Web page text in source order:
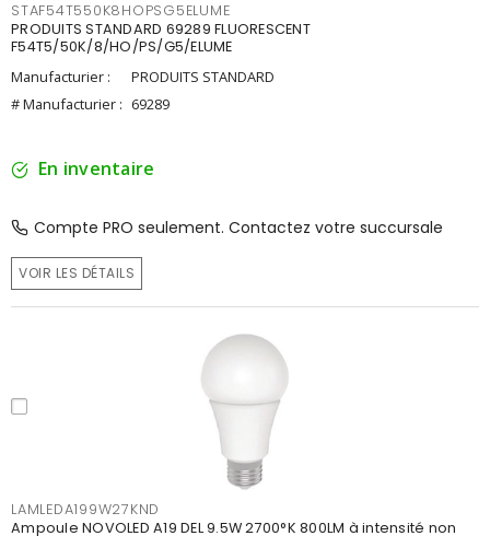
STAF54T550K8HOPSG5ELUME
PRODUITS STANDARD 69289 FLUORESCENT
F54T5/50K/8/HO/PS/G5/ELUME
Manufacturier :
PRODUITS STANDARD
# Manufacturier : 69289
En inventaire
Compte PRO seulement. Contactez votre succursale
VOIR LES DÉTAILS
LAMLEDA199W27KND
Ampoule NOVOLED A19 DEL 9.5W 2700°K 800LM à intensité non